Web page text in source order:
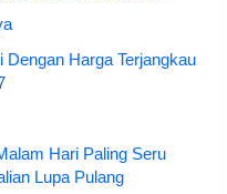
Dengan Harga Terjangkau
Hari Paling Seru
Lupa Pulang